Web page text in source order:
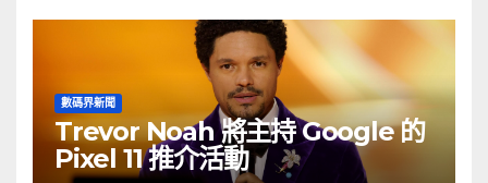
數碼界新聞
Trevor Noah 將主持 Google 的
Pixel 11 推介活動